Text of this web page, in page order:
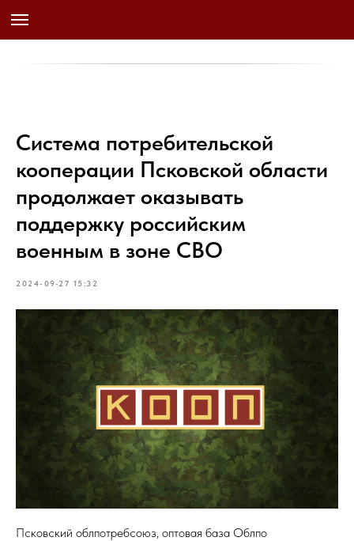
Система потребительской
кооперации Псковской области
продолжает оказывать
поддержку российским
военным в зоне СВО
2024-09-27 15:32
Псковский облпотребсоюз, оптовая база Облпо